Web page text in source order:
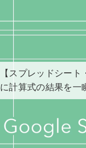
【スプレッドシー
に計算式の結果を一